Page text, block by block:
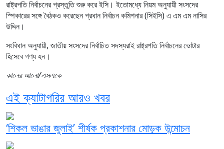
রাষ্ট্রপতি নির্বাচনের প্রস্তুতি শুরু করে ইসি। ইতোমধ্যে নিয়ম অনুযায়ী সংসদের
স্পিকারের সঙ্গে বৈঠকও করেছেন প্রধান নির্বাচন কমিশনার (সিইসি) এ এম এম নাসির
উদ্দিন।
সংবিধান অনুযায়ী, জাতীয় সংসদের নির্বাচিত সদস্যরাই রাষ্ট্রপতি নির্বাচনের ভোটার
হিসেবে গণ্য হন।
কালের আলো/এসএকে
এই ক্যাটাগরির আরও খবর
‘শিকল ভাঙার জুলাই’ শীর্ষক প্রকাশনার মোড়ক উন্মোচন